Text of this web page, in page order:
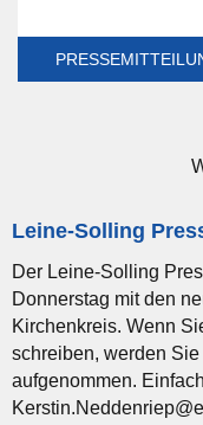
Leine-Solling
Der Leine-Solling
Donnerstag mit den
Kirchenkreis. Wenn
schreiben, werden
aufgenommen.